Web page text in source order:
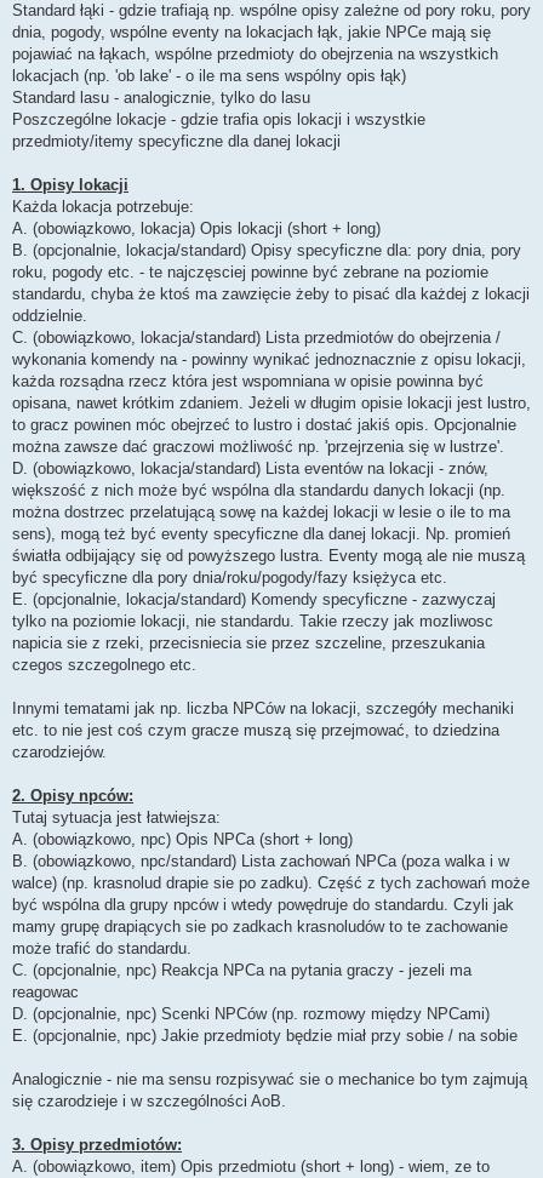
Standard łąki - gdzie trafiają np. wspólne opisy zależne od pory roku, pory
dnia, pogody, wspólne eventy na lokacjach łąk, jakie NPCe mają się
pojawiać na łąkach, wspólne przedmioty do obejrzenia na wszystkich
lokacjach (np. 'ob lake' - o ile ma sens wspólny opis łąk)
Standard lasu - analogicznie, tylko do lasu
Poszczególne lokacje - gdzie trafia opis lokacji i wszystkie
przedmioty/itemy specyficzne dla danej lokacji
1. Opisy lokacji
Każda lokacja potrzebuje:
A. (obowiązkowo, lokacja) Opis lokacji (short + long)
B. (opcjonalnie, lokacja/standard) Opisy specyficzne dla: pory dnia, pory
roku, pogody etc. - te najczęsciej powinne być zebrane na poziomie
standardu, chyba że ktoś ma zawzięcie żeby to pisać dla każdej z lokacji
oddzielnie.
C. (obowiązkowo, lokacja/standard) Lista przedmiotów do obejrzenia /
wykonania komendy na - powinny wynikać jednoznacznie z opisu lokacji,
każda rozsądna rzecz która jest wspomniana w opisie powinna być
opisana, nawet krótkim zdaniem. Jeżeli w długim opisie lokacji jest lustro,
to gracz powinen móc obejrzeć to lustro i dostać jakiś opis. Opcjonalnie
można zawsze dać graczowi możliwość np. 'przejrzenia się w lustrze'.
D. (obowiązkowo, lokacja/standard) Lista eventów na lokacji - znów,
większość z nich może być wspólna dla standardu danych lokacji (np.
można dostrzec przelatującą sowę na każdej lokacji w lesie o ile to ma
sens), mogą też być eventy specyficzne dla danej lokacji. Np. promień
światła odbijający się od powyższego lustra. Eventy mogą ale nie muszą
być specyficzne dla pory dnia/roku/pogody/fazy księżyca etc.
E. (opcjonalnie, lokacja/standard) Komendy specyficzne - zazwyczaj
tylko na poziomie lokacji, nie standardu. Takie rzeczy jak mozliwosc
napicia sie z rzeki, przecisniecia sie przez szczeline, przeszukania
czegos szczegolnego etc.
Innymi tematami jak np. liczba NPCów na lokacji, szczegóły mechaniki
etc. to nie jest coś czym gracze muszą się przejmować, to dziedzina
czarodziejów.
2. Opisy npców:
Tutaj sytuacja jest łatwiejsza:
A. (obowiązkowo, npc) Opis NPCa (short + long)
B. (obowiązkowo, npc/standard) Lista zachowań NPCa (poza walka i w
walce) (np. krasnolud drapie sie po zadku). Część z tych zachowań może
być wspólna dla grupy npców i wtedy powędruje do standardu. Czyli jak
mamy grupę drapiących sie po zadkach krasnoludów to te zachowanie
może trafić do standardu.
C. (opcjonalnie, npc) Reakcja NPCa na pytania graczy - jezeli ma
reagowac
D. (opcjonalnie, npc) Scenki NPCów (np. rozmowy między NPCami)
E. (opcjonalnie, npc) Jakie przedmioty będzie miał przy sobie / na sobie
Analogicznie - nie ma sensu rozpisywać sie o mechanice bo tym zajmują
się czarodzieje i w szczególności AoB.
3. Opisy przedmiotów:
A. (obowiązkowo, item) Opis przedmiotu (short + long) - wiem, ze to